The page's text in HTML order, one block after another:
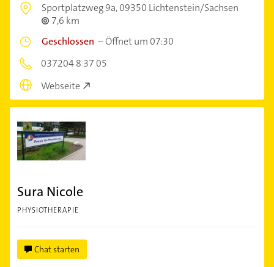
Sportplatzweg 9a,09350 Lichtenstein/Sachsen
7,6 km
Geschlossen –Öffnet um 07:30
037204 8 37 05
Webseite
Sura Nicole
PHYSIOTHERAPIE
Chat starten